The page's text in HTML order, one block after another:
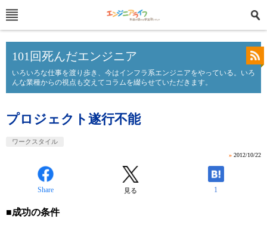
101回死んだエンジニア
いろいろな仕事を渡り歩き、今はインフラ系エンジニアをやっている。いろ
んな業種からの視点も交えてコラムを綴らせていただきます。
プロジェクト遂行不能
ワークスタイル
» 2012/10/22
Share 見る 1
■成功の条件